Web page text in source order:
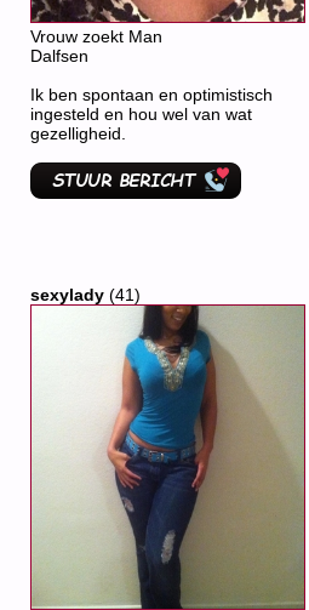
Vrouw zoekt Man
Dalfsen
Ik ben spontaan en optimistisch
ingesteld en hou wel van wat
gezelligheid.
sexylady (41)